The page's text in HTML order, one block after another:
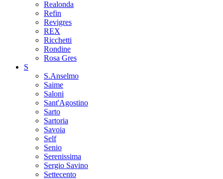
Realonda
Refin
Revigres
REX
Ricchetti
Rondine
Rosa Gres
S
S.Anselmo
Saime
Saloni
Sant'Agostino
Sarto
Sartoria
Savoia
Self
Senio
Serenissima
Sergio Savino
Settecento